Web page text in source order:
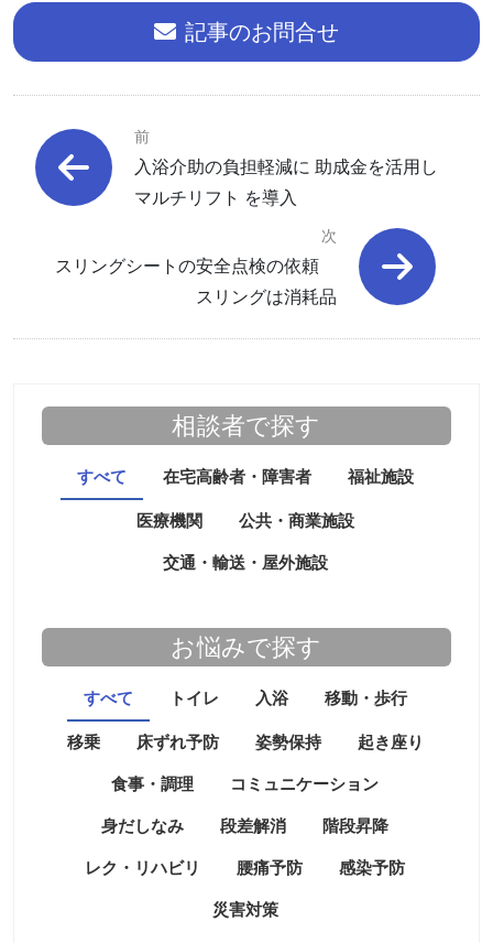
記事のお問合せ
前
入浴介助の負担軽減に 助成金を活用し
マルチリフト を導入
次
スリングシートの安全点検の依頼
スリングは消耗品
相談者で探す
すべて 在宅高齢者・障害者 福祉施設
医療機関 公共・商業施設
交通・輸送・屋外施設
お悩みで探す
すべて トイレ 入浴 移動・歩行
移乗 床ずれ予防 姿勢保持 起き座り
食事・調理 コミュニケーション
身だしなみ 段差解消 階段昇降
レク・リハビリ 腰痛予防 感染予防
災害対策